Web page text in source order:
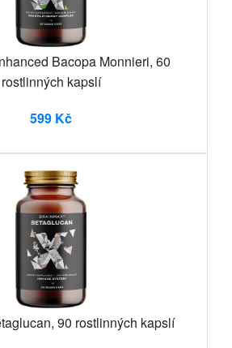
Bacopa Monnieri, 60
rostlinných kapslí
599 Kč
90 rostlinných kapslí